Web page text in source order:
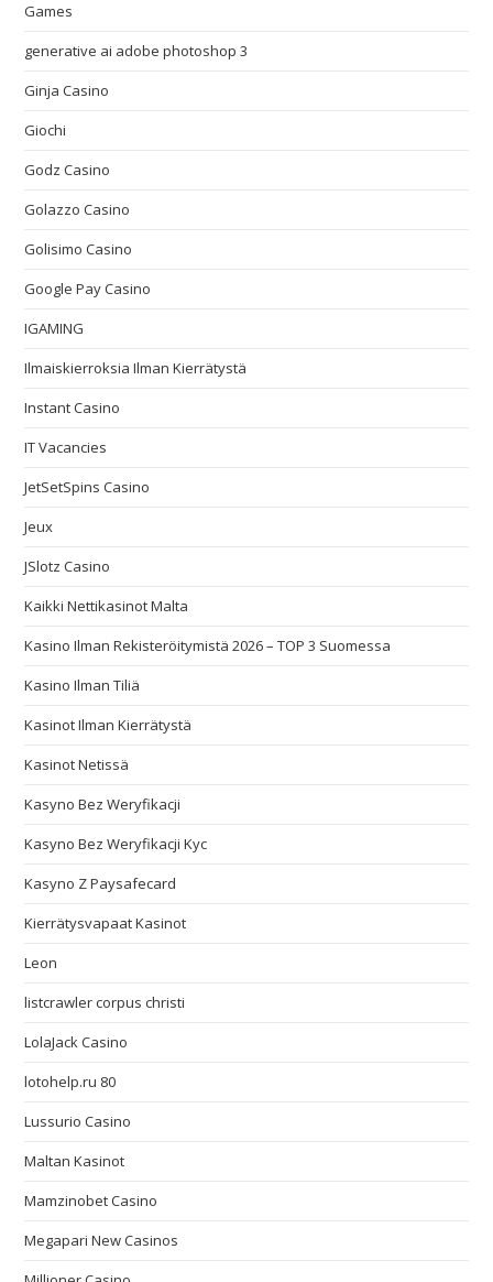
Games
generative ai adobe photoshop 3
Ginja Casino
Giochi
Godz Casino
Golazzo Casino
Golisimo Casino
Google Pay Casino
IGAMING
Ilmaiskierroksia Ilman Kierrätystä
Instant Casino
IT Vacancies
JetSetSpins Casino
Jeux
JSlotz Casino
Kaikki Nettikasinot Malta
Kasino Ilman Rekisteröitymistä 2026 – TOP 3 Suomessa
Kasino Ilman Tiliä
Kasinot Ilman Kierrätystä
Kasinot Netissä
Kasyno Bez Weryfikacji
Kasyno Bez Weryfikacji Kyc
Kasyno Z Paysafecard
Kierrätysvapaat Kasinot
Leon
listcrawler corpus christi
LolaJack Casino
lotohelp.ru 80
Lussurio Casino
Maltan Kasinot
Mamzinobet Casino
Megapari New Casinos